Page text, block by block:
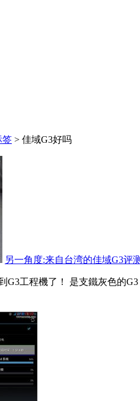
签 > 佳域G3好吗
另一角度:来自台湾的佳域G3评
G3工程機了！ 是支鐵灰色的